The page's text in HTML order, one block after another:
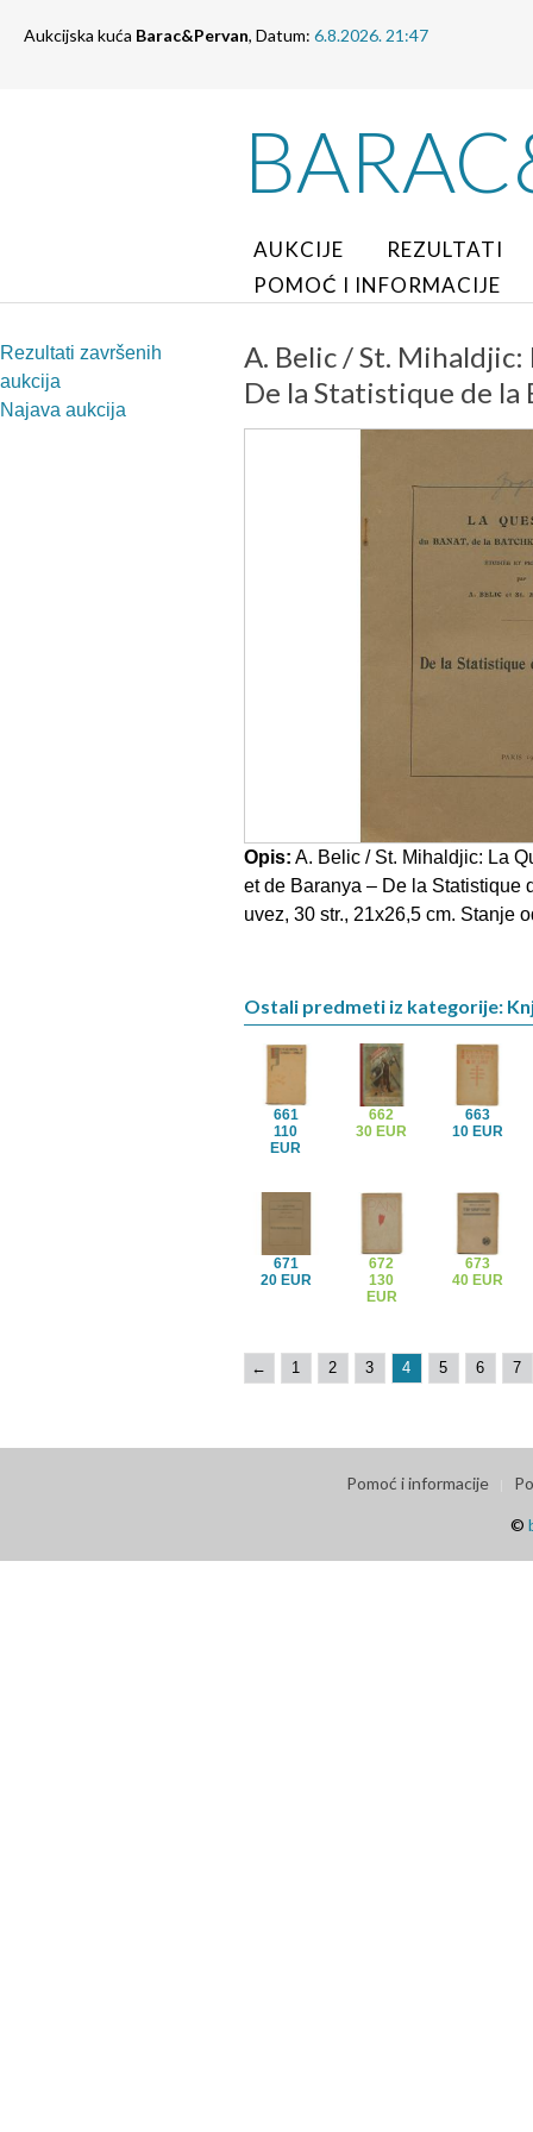
Aukcijska kuća Barac&Pervan, Datum: 6.8.2026. 21:47
AUKCIJE
REZULTATI
POMOĆ I INFORMACIJE
Rezultati završenih
aukcija
Najava aukcija
A. Belic / St. Mihaldjic:
De la Statistique de la
Opis: A. Belic / St. Mihaldjic: La
et de Baranya – De la Statistique
uvez, 30 str., 21x26,5 cm. Stanje
Ostali predmeti iz kategorije:
661
110
EUR
662
30 EUR
663
10 EUR
671
20 EUR
672
130
EUR
673
40 EUR
← 1 2 3 4 5 6 7
Pomoć i informacije
©